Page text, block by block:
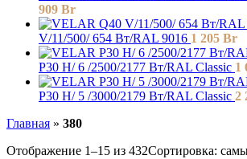
909 Br
V/11/500/ 654 Bт/RAL 9016 1 205 Br
P30 H/ 6 /2500/2177 Вт/RAL Classic 1
P30 H/ 5 /3000/2179 Вт/RAL Classic 2
Главная » 380
Отображение 1–15 из 432Сортировка: